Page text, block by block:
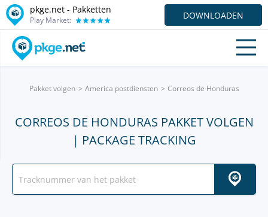
pkge.net - Pakketten
Play Market: DOWNLOADEN
Pakket volgen America postdiensten Correos de Honduras
CORREOS DE HONDURAS PAKKET VOLGEN
| PACKAGE TRACKING